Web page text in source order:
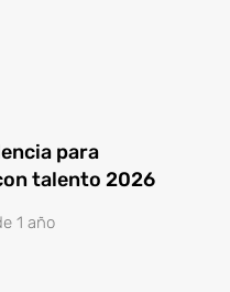
para
talento 2026
1 año